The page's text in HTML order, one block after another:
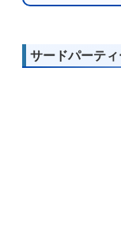
サードパーテ